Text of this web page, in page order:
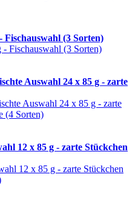
Fischauswahl (3 Sorten)
Auswahl 24 x 85 g - zarte
12 x 85 g - zarte Stückchen